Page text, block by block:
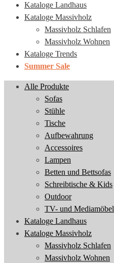
Kataloge Landhaus
Kataloge Massivholz
Massivholz Schlafen
Massivholz Wohnen
Kataloge Trends
Summer Sale
Alle Produkte
Sofas
Stühle
Tische
Aufbewahrung
Accessoires
Lampen
Betten und Bettsofas
Schreibtische & Kids
Outdoor
TV- und Mediamöbel
Kataloge Landhaus
Kataloge Massivholz
Massivholz Schlafen
Massivholz Wohnen